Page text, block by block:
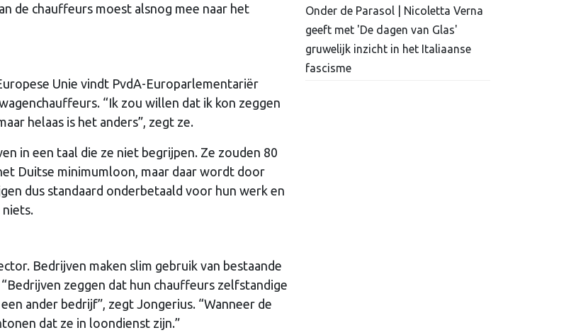
de chauffeurs moest alsnog mee naar het
Unie vindt PvdA-Europarlementariër
“Ik zou willen dat ik kon zeggen
helaas is het anders”, zegt ze.
in een taal die ze niet begrijpen. Ze zouden 80
Duitse minimumloon, maar daar wordt door
dus standaard onderbetaald voor hun werk en
Bedrijven maken slim gebruik van bestaande
zeggen dat hun chauffeurs zelfstandige
ander bedrijf”, zegt Jongerius. “Wanneer de
dat ze in loondienst zijn.”
Onder de Parasol | Nicoletta Verna
geeft met 'De dagen van Glas'
gruwelijk inzicht in het Italiaanse
fascisme